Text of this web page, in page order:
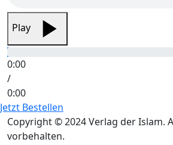
Play
0:00
/
0:00
Jetzt Bestellen
Copyright © 2024 Verlag der Islam.
vorbehalten.